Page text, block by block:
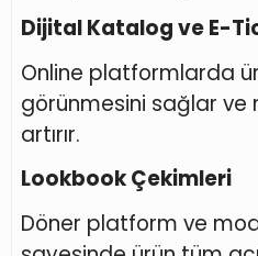
Dijital Katalog ve E-
Online platformlarda
görünmesini sağlar ve
artırır.
Lookbook Çekimleri
Döner platform ve